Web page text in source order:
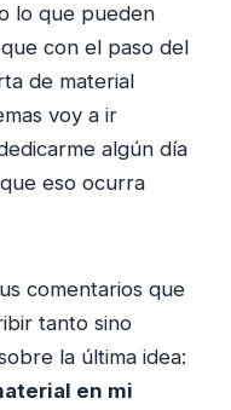
lo que pueden
con el paso del
de material
voy a ir
algún día
eso ocurra
comentarios que
tanto sino
la última idea:
en mi